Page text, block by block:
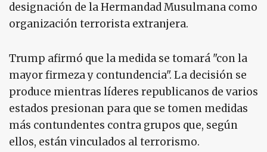
designación de la Hermandad Musulmana como
organización terrorista extranjera.
Trump afirmó que la medida se tomará "con la
mayor firmeza y contundencia". La decisión se
produce mientras líderes republicanos de varios
estados presionan para que se tomen medidas
más contundentes contra grupos que, según
ellos, están vinculados al terrorismo.